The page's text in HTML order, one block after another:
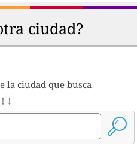
ciudad?
la ciudad que busca
↓